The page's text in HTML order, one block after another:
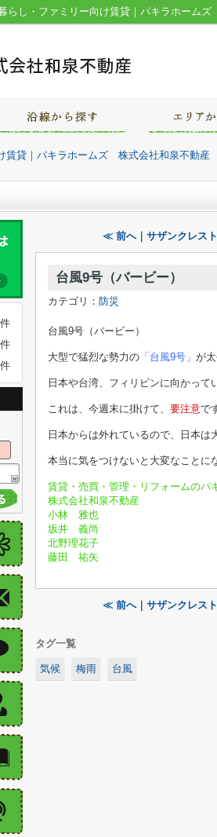
らし・ファミリー向け賃貸｜パキラホーム
賃貸｜パキラホームズ 株式会社和泉不動産
≪ 前へ｜サザンクレス
台風9号（バービー）
カテゴリ： 防災
台風9号（バービー）
大型で猛烈な勢力の 「台風9号」 が太
日本や台湾、フィリピンに向かって
これは、今週末に掛けて、 要注意で
日本からは外れているので、日本は
本当に気をつけないと大変なことに
賃貸・売買・管理・リフォームのパ
株式会社和泉不動産
小林 雅也
坂井 義尚
北野理花子
藤田 祐矢
≪ 前へ｜サザンクレス
タグ一覧
気候 梅雨 台風
件
件
件